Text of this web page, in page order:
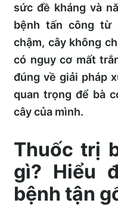
sức đề kháng và
bệnh tấn công từ
chậm, cây không
có nguy cơ mất
đúng về giải pháp
quan trọng để bà
cây của mình.
Thuốc trị
gì? Hiểu
bệnh tận